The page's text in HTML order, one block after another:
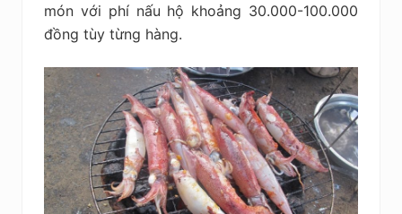
món với phí nấu hộ khoảng 30.000-100.000
đồng tùy từng hàng.